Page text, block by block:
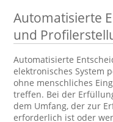
Automatisierte
und
Automatisierte
elektronisches System
ohne menschliches
treffen. Bei der
dem Umfang, der zur
erforderlich ist oder